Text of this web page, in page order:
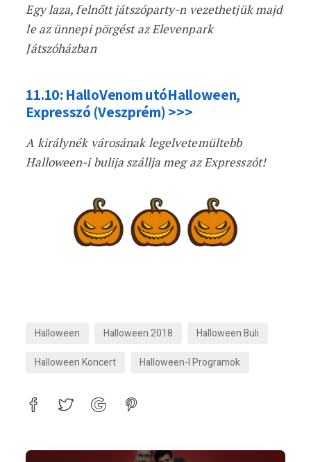
Egy laza, felnőtt játszóparty-n vezethetjük majd
le az ünnepi pörgést az Elevenpark
Játszóházban
11.10: HalloVenom utóHalloween,
Expresszó (Veszprém) >>>
A királynék városának legelvetemültebb
Halloween-i bulija szállja meg az Expresszót!
Halloween Halloween 2018
Halloween Buli
Halloween Koncert
Halloween-I Programok